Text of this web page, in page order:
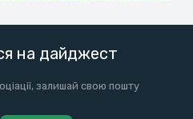
на дайджест
залишай свою пошту